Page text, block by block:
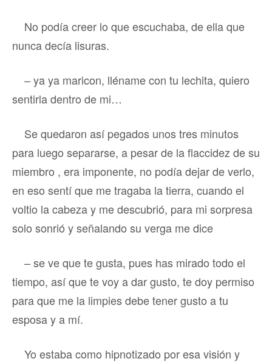
No podía creer lo que escuchaba, de ella que
nunca decía lisuras.
– ya ya maricon, lléname con tu lechita, quiero
sentirla dentro de mi…
Se quedaron así pegados unos tres minutos
para luego separarse, a pesar de la flaccidez de su
miembro , era imponente, no podía dejar de verlo,
en eso sentí que me tragaba la tierra, cuando el
voltio la cabeza y me descubrió, para mi sorpresa
solo sonrió y señalando su verga me dice
– se ve que te gusta, pues has mirado todo el
tiempo, así que te voy a dar gusto, te doy permiso
para que me la limpies debe tener gusto a tu
esposa y a mí.
Yo estaba como hipnotizado por esa visión y